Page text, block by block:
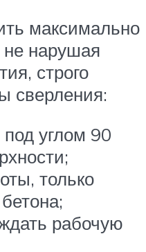
максимально
не нарушая
строго
сверления:
углом 90
только
рабочую